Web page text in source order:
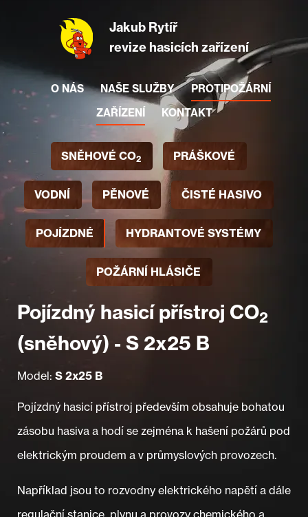
Jakub Rytíř
revize hasicích zařízení
O NÁS NAŠE SLUŽBY
PROTIPOŽÁRNÍ
ZAŘÍZENÍ
KONTAKT
SNĚHOVÉ CO2 PRÁŠKOVÉ
VODNÍ PĚNOVÉ ČISTÉ HASIVO
POJÍZDNÉ HYDRANTOVÉ SYSTÉMY
POŽÁRNÍ HLÁSIČE
Pojízdný hasicí přístroj CO2
(sněhový) - S 2x25 B
Model: S 2x25 B
Pojízdný hasicí přístroj především obsahuje bohatou
zásobu hasiva a hodí se zejména k hašení požárů pod
elektrickým proudem a v průmyslových provozech.
Například jsou to rozvodny elektrického napětí a dále
regulační stanice plynu a provozy chemického a